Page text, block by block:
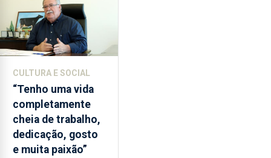
2022
e
2026.
ilha
das
Flores
apresenta
um
“decréscimo
CULTURA E SOCIAL
“Tenho uma vida
completamente
cheia de trabalho,
dedicação, gosto
e muita paixão”